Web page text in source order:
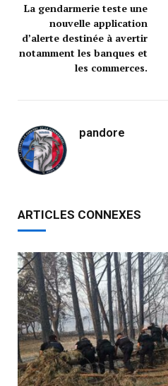
La gendarmerie teste une
nouvelle application
d’alerte destinée à avertir
notamment les banques et
les commerces.
pandore
ARTICLES CONNEXES